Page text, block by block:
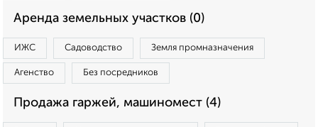
Аренда земельных участков (0)
ИЖС Садоводство Земля промназначения
Агенство Без посредников
Продажа гаржей, машиномест (4)